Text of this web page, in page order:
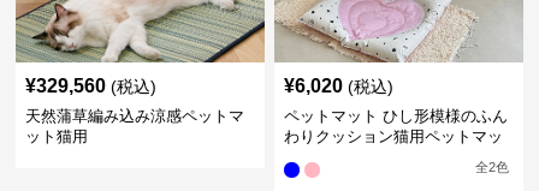
¥329,560 (税込)
天然蒲草編み込み涼感ペットマ
ット猫用
¥6,020 (税込)
ペットマット ひし形模様のふん
わりクッション猫用ペットマッ
全2色